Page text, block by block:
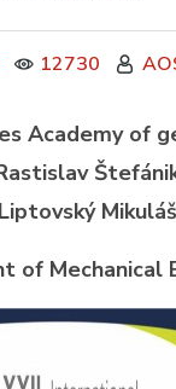
12730
Academy of
Liptovský Mikuláš
of Mechanical